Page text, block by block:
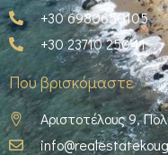
+30 6980650105
+30 23710 25041
Που βρισκόμαστε
Αριστοτέλους 9,